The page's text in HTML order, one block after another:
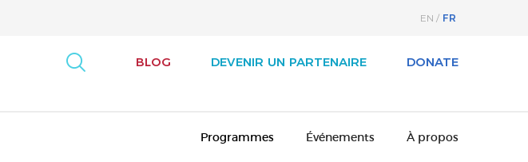
EN FR
BLOG DEVENIR UN PARTENAIRE DONATE
Programmes Événements À propos